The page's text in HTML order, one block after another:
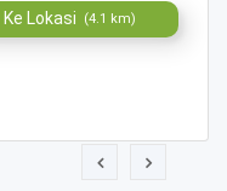
Ke Lokasi (4.1 km)